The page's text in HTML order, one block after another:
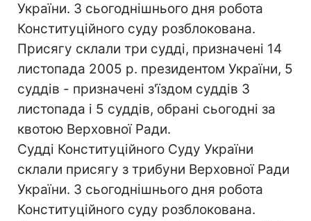
України. З сьогоднішнього дня робота
Конституційного суду розблокована.
Присягу склали три судді, призначені 14
листопада 2005 р. президентом України, 5
суддів - призначені з'їздом суддів 3
листопада і 5 суддів, обрані сьогодні за
квотою Верховної Ради.
Судді Конституційного Суду України
склали присягу з трибуни Верховної Ради
України. З сьогоднішнього дня робота
Конституційного суду розблокована.